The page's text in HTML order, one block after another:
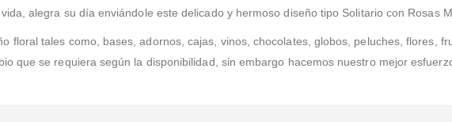
alegra su día enviándole este delicado y hermoso diseño tipo Solitario con Rosas
floral tales como, bases, adornos, cajas, vinos, chocolates, globos, peluches, flores,
que se requiera según la disponibilidad, sin embargo hacemos nuestro mejor